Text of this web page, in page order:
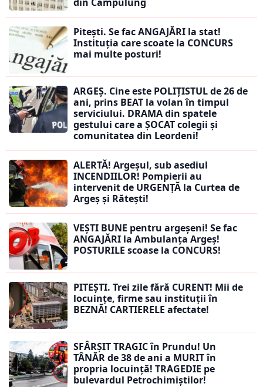
Pitești. Se fac ANGAJĂRI la stat!
Instituția care scoate la CONCURS
mai multe posturi!
ARGEȘ. Cine este POLIȚISTUL de 26 de
ani, prins BEAT la volan în timpul
serviciului. DRAMA din spatele
gestului care a ȘOCAT colegii și
comunitatea din Leordeni!
ALERTĂ! Argeșul, sub asediul
INCENDIILOR! Pompierii au
intervenit de URGENȚĂ la Curtea de
Argeș și Rătești!
VEȘTI BUNE pentru argeșeni! Se fac
ANGAJĂRI la Ambulanța Argeș!
POSTURILE scoase la CONCURS!
PITEȘTI. Trei zile fără CURENT! Mii de
locuințe, firme sau instituții în
BEZNĂ! CARTIERELE afectate!
SFÂRȘIT TRAGIC în Prundu! Un
TÂNĂR de 38 de ani a MURIT în
propria locuință! TRAGEDIE pe
bulevardul Petrochimiștilor!